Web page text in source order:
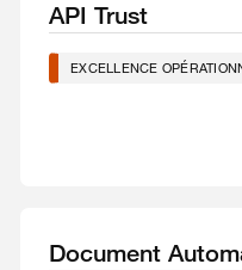
API Trust
EXCELLENCE
Document